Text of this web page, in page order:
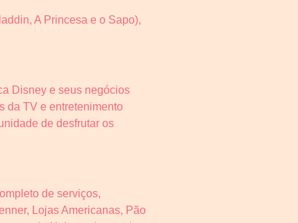
A Princesa e o Sapo),
Disney e seus negócios
da TV e entretenimento
de desfrutar os
de serviços,
Lojas Americanas, Pão